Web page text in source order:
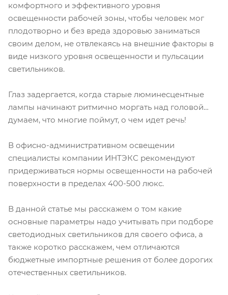
комфортного и эффективного уровня
освещенности рабочей зоны, чтобы человек мог
плодотворно и без вреда здоровью заниматься
своим делом, не отвлекаясь на внешние факторы в
виде низкого уровня освещенности и пульсации
светильников.
Глаз задергается, когда старые люминесцентные
лампы начинают ритмично моргать над головой…
думаем, что многие поймут, о чем идет речь!
В офисно-административном освещении
специалисты компании ИНТЭКС рекомендуют
придерживаться нормы освещенности на рабочей
поверхности в пределах 400-500 люкс.
В данной статье мы расскажем о том какие
основные параметры надо учитывать при подборе
светодиодных светильников для своего офиса, а
также коротко расскажем, чем отличаются
бюджетные импортные решения от более дорогих
отечественных светильников.